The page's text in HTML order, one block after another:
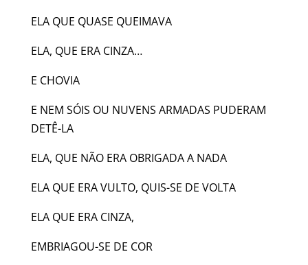
ELA QUE QUASE QUEIMAVA
ELA, QUE ERA CINZA…
E CHOVIA
E NEM SÓIS OU NUVENS ARMADAS PUDERAM
DETÊ-LA
ELA, QUE NÃO ERA OBRIGADA A NADA
ELA QUE ERA VULTO, QUIS-SE DE VOLTA
ELA QUE ERA CINZA,
EMBRIAGOU-SE DE COR